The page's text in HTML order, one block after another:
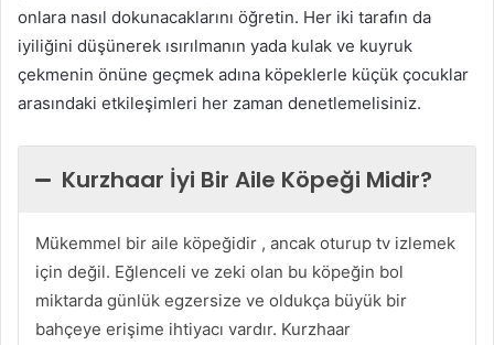
onlara nasıl dokunacaklarını öğretin. Her iki tarafın da
iyiliğini düşünerek ısırılmanın yada kulak ve kuyruk
çekmenin önüne geçmek adına köpeklerle küçük çocuklar
arasındaki etkileşimleri her zaman denetlemelisiniz.
Kurzhaar İyi Bir Aile Köpeği Midir?
Mükemmel bir aile köpeğidir , ancak oturup tv izlemek
için değil. Eğlenceli ve zeki olan bu köpeğin bol
miktarda günlük egzersize ve oldukça büyük bir
bahçeye erişime ihtiyacı vardır. Kurzhaar